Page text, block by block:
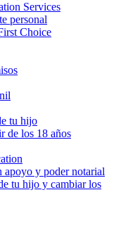
Services
personal
Choice
tu hijo
de los 18 años
apoyo y poder notarial
tu hijo y cambiar los